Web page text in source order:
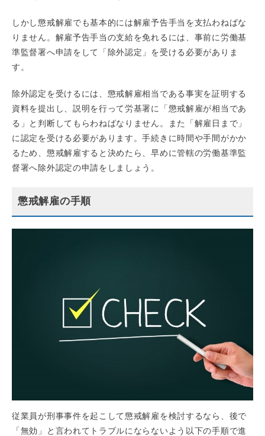
しかし懲戒解雇でも基本的には解雇予告手当を支払わねばな
りません。解雇予告手当の支給を免れるには、事前に労働基
準監督署へ申請をして「除外認定」を受ける必要がありま
す。
除外認定を受けるには、懲戒解雇相当である事実を証明する
資料を提出し、説明を行って労基署に「懲戒解雇が相当であ
る」と判断してもらわねばなりません。また「解雇日まで」
に認定を受ける必要があります。手続きに時間や手間がかか
るため、懲戒解雇すると決めたら、早めに管轄の労働基準監
督署へ除外認定の申請をしましょう。
懲戒解雇の手順
従業員が刑事事件を起こして懲戒解雇を検討するなら、後で
「無効」と言われてトラブルにならないよう以下の手順で進